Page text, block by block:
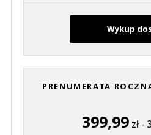
Wykup
PRENUMERATA
399,99zł -